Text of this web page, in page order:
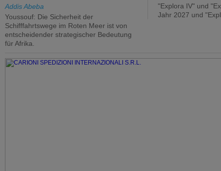
Addis Abeba
Youssouf: Die Sicherheit der
Schifffahrtswege im Roten Meer ist von
entscheidender strategischer Bedeutung
für Afrika.
"Explora IV" und
Jahr 2027 und